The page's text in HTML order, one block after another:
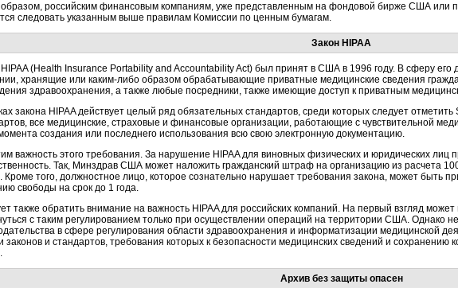
образом, российским финансовым компаниям, уже представленным на фондовой бирже США или
следовать указанным выше правилам Комиссии по ценным бумагам.
Закон HIPAA
(Health Insurance Portability and Accountability Act) был принят в США в 1996 году. В сферу
хранящие или каким-либо образом обрабатывающие приватные медицинские сведения
здравоохранения, а также любые посредники, также имеющие доступ к приватным
закона HIPAA действует целый ряд обязательных стандартов, среди которых следует
все медицинские, страховые и финансовые организации, работающие с чувствительной
создания или последнего использования всю свою электронную документацию.
важность этого требования. За нарушение HIPAA для виновных физических и юридических лиц
Так, Минздрав США может наложить гражданский штраф на организацию из расчета
Кроме того, должностное лицо, которое сознательно нарушает требования закона, может быть
свободы на срок до 1 года.
также обратить внимание на важность HIPAA для российских компаний. На первый взгляд
с таким регулированием только при осуществлении операций на территории США. Однако
в сфере регулирования области здравоохранения и информатизации медицинской
законов и стандартов, требования которых к безопасности медицинских сведений и
Архив без защиты опасен